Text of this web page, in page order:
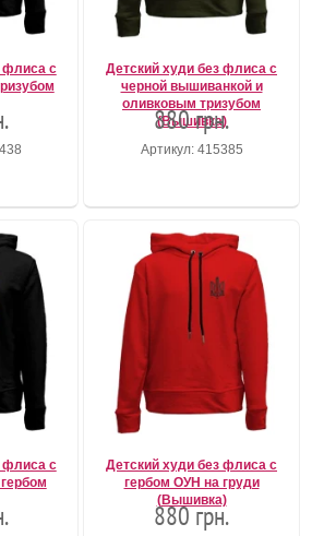
флиса с
Детский худи без флиса с
черной вышиванкой и
оливковым тризубом
(Вышивка)
880 грн.
Артикул: 415385
флиса с
Детский худи без флиса с
гербом ОУН на груди
(Вышивка)
880 грн.